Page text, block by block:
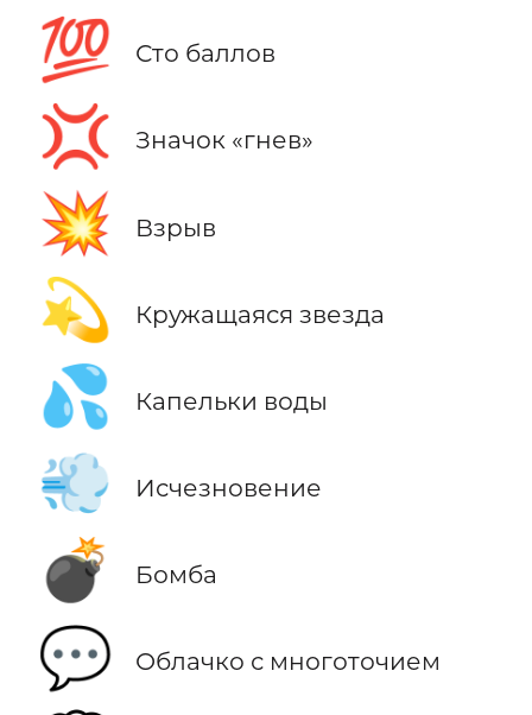
💯 Сто баллов
💢 Значок «гнев»
💥 Взрыв
💫 Кружащаяся звезда
💦 Капельки воды
💨 Исчезновение
💣 Бомба
💬 Облачко с многоточием